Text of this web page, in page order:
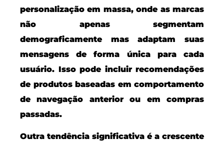
personalização em massa, onde as marcas
não apenas segmentam
demograficamente mas adaptam suas
mensagens de forma única para cada
usuário. Isso pode incluir recomendações
de produtos baseadas em comportamento
de navegação anterior ou em compras
passadas.
Outra tendência significativa é a crescente